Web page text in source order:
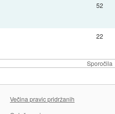
Sporočila
52
22
Večina pravic pridržanih